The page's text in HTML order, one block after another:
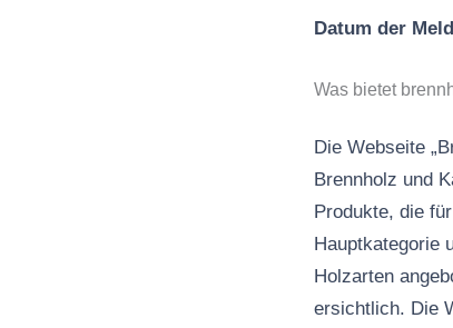
Datum der
Was bietet
Die Webseite
Brennholz und
Produkte, die
Hauptkategorie
Holzarten
ersichtlich. Die